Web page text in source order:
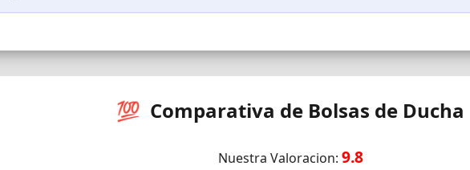
💯 Comparativa de Bolsas de Ducha
Nuestra Valoracion: 9.8